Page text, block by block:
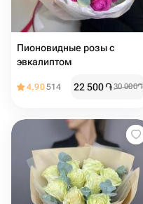
Пионовидные розы с
эвкалиптом
4.90514 22 500֏30 000֏